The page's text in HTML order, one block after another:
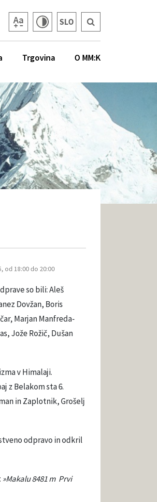
SLO
Trgovina O MM:K
od 18:00 do 20:00
so bili: Aleš
Dovžan, Boris
Marjan Manfreda-
Jože Rožič, Dušan
v Himalaji.
z Belakom sta 6.
in Zaplotnik, Grošelj
odpravo in odkril
»Makalu 8481 m Prvi